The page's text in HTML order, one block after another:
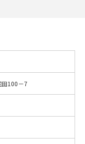
田100－7